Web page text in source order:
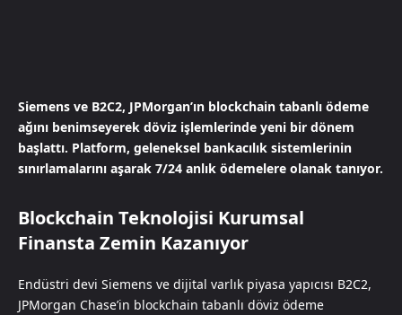
Siemens ve B2C2, JPMorgan’ın blockchain tabanlı ödeme
ağını benimseyerek döviz işlemlerinde yeni bir dönem
başlattı. Platform, geleneksel bankacılık sistemlerinin
sınırlamalarını aşarak 7/24 anlık ödemelere olanak tanıyor.
Blockchain Teknolojisi Kurumsal
Finansta Zemin Kazanıyor
Endüstri devi Siemens ve dijital varlık piyasa yapıcısı B2C2,
JPMorgan Chase’in blockchain tabanlı döviz ödeme